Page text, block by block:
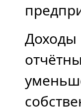
Доходы